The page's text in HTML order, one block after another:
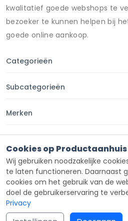
kwalitatief goede webshops te
bezoeker te kunnen helpen bij
goede online aankoop.
Categorieën
Subcategorieën
Merken
Contact
Cookies op Productaanhuis
Wij gebruiken noodzakelijke
te laten functioneren. Daarnaast
cookies om het gebruik van de
doel de gebruikerservaring te
Privacy